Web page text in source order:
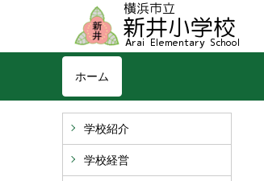
ホーム
学校紹介
学校経営